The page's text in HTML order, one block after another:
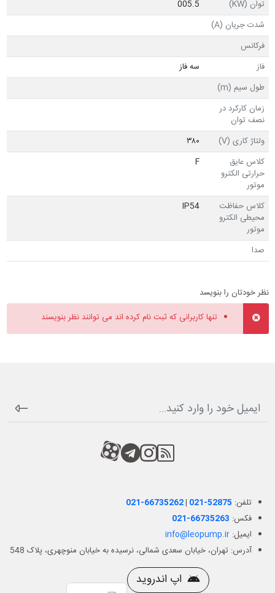
توان (KW)
005.5
شدت جریان (A)
فرکانس
فاز
سه فاز
طول سیم (m)
زمان کارکرد در
نصف توان
ولتاژ کاری (V)
۳۸۰
کلاس عایق
حرارتی الکترو
موتور
F
کلاس حفاظت
محیطی الکترو
موتور
IP54
صدا
نظر خودتان را بنویسد
تنها کاربرانی که ثبت نام کرده اند می توانند نظر بنویسند
RSS
کانال آپارات
کانال تلگرام
کانال آپارات
تلفن: 021-66735262| 021-52875
فکس: 021-66735263
ایمیل:info@leopump.ir
آدرس: تهران، خیابان سعدی شمالی، نرسیده به خیابان منوچهری، پلاک 548
اپ اندروید